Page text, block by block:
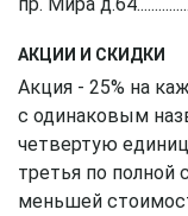
АКЦИИ И СКИДКИ
Акция - 25% на
с одинаковым
четвертую
третья по полной
меньшей